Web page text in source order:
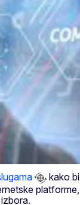
kako